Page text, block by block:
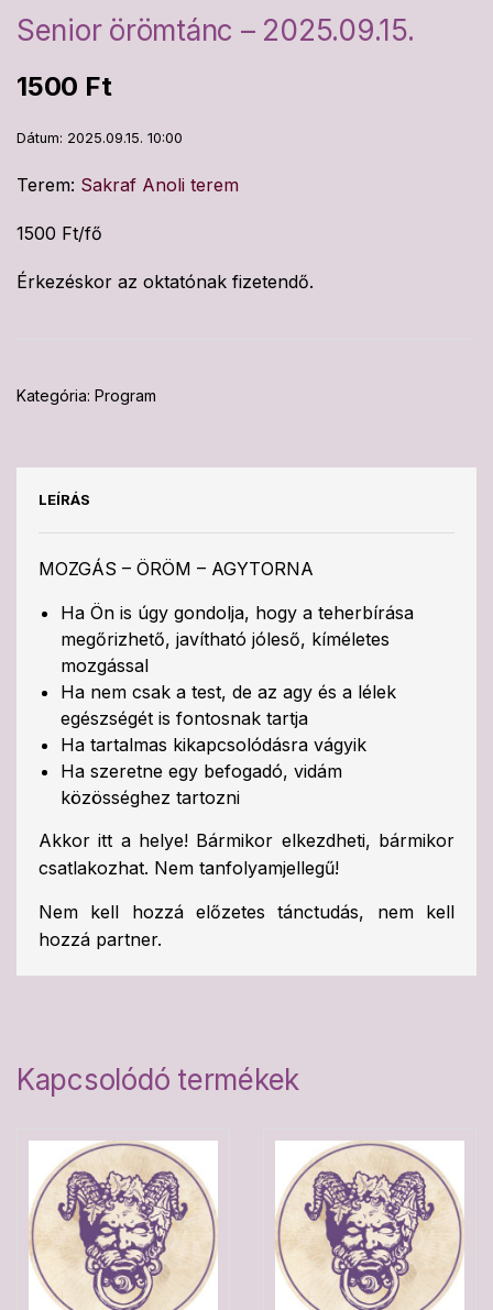
Senior örömtánc – 2025.09.15.
1500 Ft
Dátum: 2025.09.15. 10:00
Terem: Sakraf Anoli terem
1500 Ft/fő
Érkezéskor az oktatónak fizetendő.
Kategória: Program
LEÍRÁS
MOZGÁS – ÖRÖM – AGYTORNA
Ha Ön is úgy gondolja, hogy a teherbírása
megőrizhető, javítható jóleső, kíméletes
mozgással
Ha nem csak a test, de az agy és a lélek
egészségét is fontosnak tartja
Ha tartalmas kikapcsolódásra vágyik
Ha szeretne egy befogadó, vidám
közösséghez tartozni
Akkor itt a helye! Bármikor elkezdheti, bármikor
csatlakozhat. Nem tanfolyamjellegű!
Nem kell hozzá előzetes tánctudás, nem kell
hozzá partner.
Kapcsolódó termékek